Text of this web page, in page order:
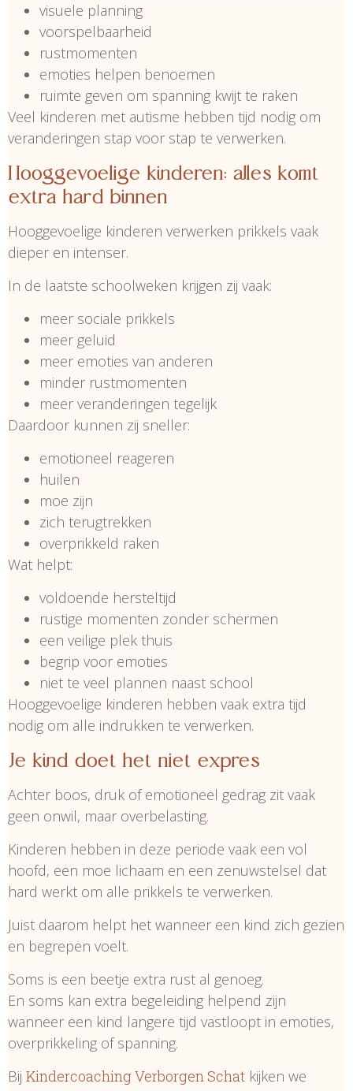
visuele planning
voorspelbaarheid
rustmomenten
emoties helpen benoemen
ruimte geven om spanning kwijt te raken
Veel kinderen met autisme hebben tijd nodig om
veranderingen stap voor stap te verwerken.
Hooggevoelige kinderen: alles komt
extra hard binnen
Hooggevoelige kinderen verwerken prikkels vaak
dieper en intenser.
In de laatste schoolweken krijgen zij vaak:
meer sociale prikkels
meer geluid
meer emoties van anderen
minder rustmomenten
meer veranderingen tegelijk
Daardoor kunnen zij sneller:
emotioneel reageren
huilen
moe zijn
zich terugtrekken
overprikkeld raken
Wat helpt:
voldoende hersteltijd
rustige momenten zonder schermen
een veilige plek thuis
begrip voor emoties
niet te veel plannen naast school
Hooggevoelige kinderen hebben vaak extra tijd
nodig om alle indrukken te verwerken.
Je kind doet het niet expres
Achter boos, druk of emotioneel gedrag zit vaak
geen onwil, maar overbelasting.
Kinderen hebben in deze periode vaak een vol
hoofd, een moe lichaam en een zenuwstelsel dat
hard werkt om alle prikkels te verwerken.
Juist daarom helpt het wanneer een kind zich gezien
en begrepen voelt.
Soms is een beetje extra rust al genoeg.
En soms kan extra begeleiding helpend zijn
wanneer een kind langere tijd vastloopt in emoties,
overprikkeling of spanning.
Bij Kindercoaching Verborgen Schat kijken we